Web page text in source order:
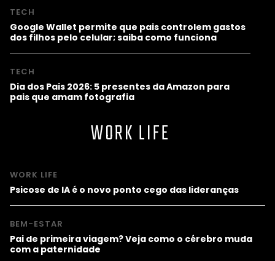
TECH
Google Wallet permite que pais controlem gastos
dos filhos pelo celular; saiba como funciona
TECH
Dia dos Pais 2026: 5 presentes da Amazon para
pais que amam fotografia
WORK LIFE
WORK LIFE
Psicose de IA é o novo ponto cego das lideranças
BEM-ESTAR
Pai de primeira viagem? Veja como o cérebro muda
com a paternidade